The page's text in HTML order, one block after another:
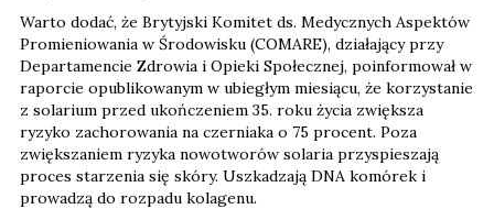
Warto dodać, że Brytyjski Komitet ds. Medycznych Aspektów
Promieniowania w Środowisku (COMARE), działający przy
Departamencie Zdrowia i Opieki Społecznej, poinformował w
raporcie opublikowanym w ubiegłym miesiącu, że korzystanie
z solarium przed ukończeniem 35. roku życia zwiększa
ryzyko zachorowania na czerniaka o 75 procent. Poza
zwiększaniem ryzyka nowotworów solaria przyspieszają
proces starzenia się skóry. Uszkadzają DNA komórek i
prowadzą do rozpadu kolagenu.